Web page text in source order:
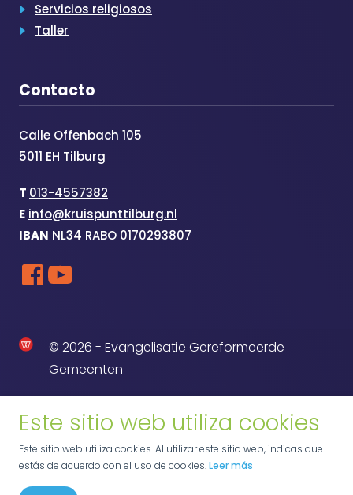
Servicios religiosos
Taller
Contacto
Calle Offenbach 105
5011 EH Tilburg
T 013-4557382
E info@kruispunttilburg.nl
IBAN NL34 RABO 0170293807
© 2026 - Evangelisatie Gereformeerde
Gemeenten
Este sitio web utiliza cookies
Este sitio web utiliza cookies. Al utilizar este sitio web, indicas que
estás de acuerdo con el uso de cookies.Leer más